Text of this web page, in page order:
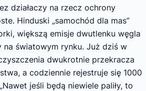
działaczy na rzecz ochrony
Hinduski „samochód dla mas”
większą emisje dwutlenku węgla
na światowym rynku. Już dziś w
dwukrotnie przekracza
a codziennie rejestruje się 1000
jeśli będą niewiele paliły, to